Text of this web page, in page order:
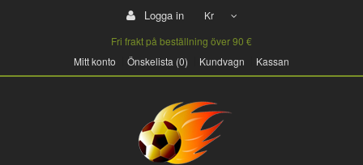
Logga in
Kr
Fri frakt på beställning över 90 €
Mitt konto
Önskelista (0) Kundvagn Kassan